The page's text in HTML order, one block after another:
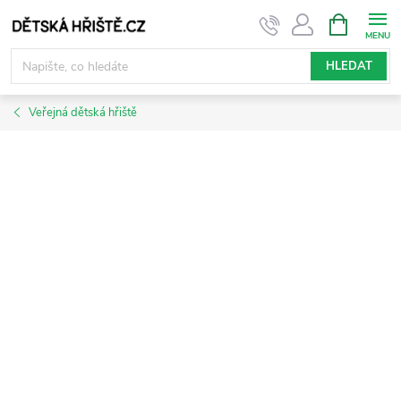
na
obsah
HLEDAT
NÁKUPNÍ
KOŠÍK
Veřejná dětská hřiště